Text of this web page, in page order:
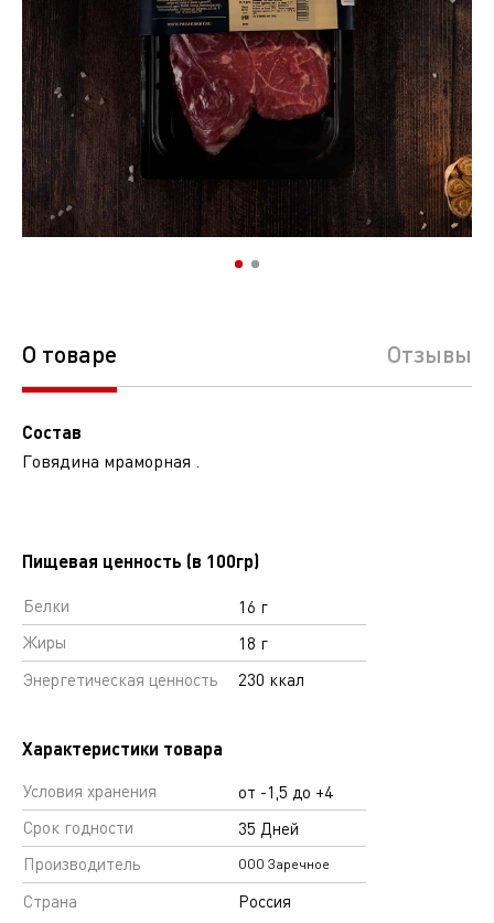
О товаре Отзывы
Состав
Говядина мраморная .
Пищевая ценность (в 100гр)
Белки
16 г
Жиры
18 г
Энергетическая ценность
230 ккал
Характеристики товара
Условия хранения
от -1,5 до +4
Срок годности
35 Дней
Производитель
ООО Заречное
Страна Россия